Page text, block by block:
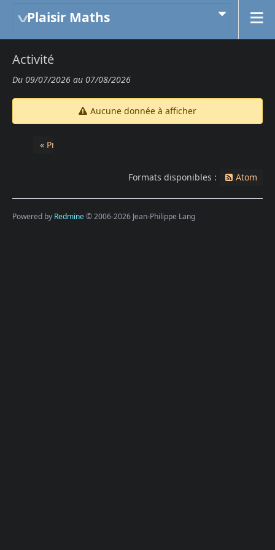
Plaisir Maths
Activité
Du 09/07/2026 au 07/08/2026
Aucune donnée à afficher
« Précédent
Formats disponibles : Atom
Powered by Redmine© 2006-2026 Jean-Philippe Lang